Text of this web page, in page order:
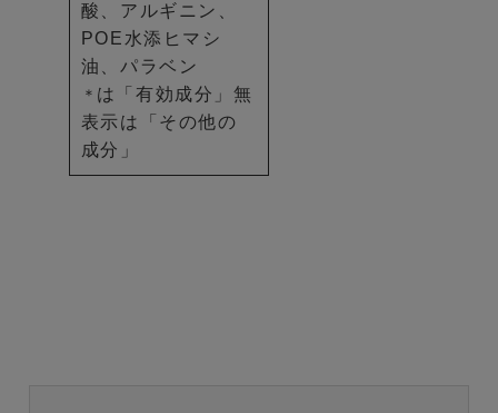
酸、アルギニン、
POE水添ヒマシ
油、パラベン
＊ は「有効成分」無
表示は「その他の
成分」